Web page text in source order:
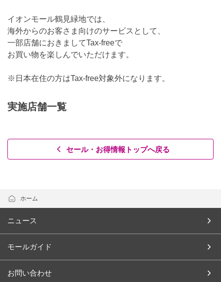
イオンモール鶴見緑地では、
海外からのお客さま向けのサービスとして、
一部店舗におきましてTax-freeで
お買い物を楽しんでいただけます。
※日本在住の方はTax-free対象外になります。
実施店舗一覧
セール・お得情報トップへ戻る
ホーム
ニュース
モールガイド
お問い合わせ